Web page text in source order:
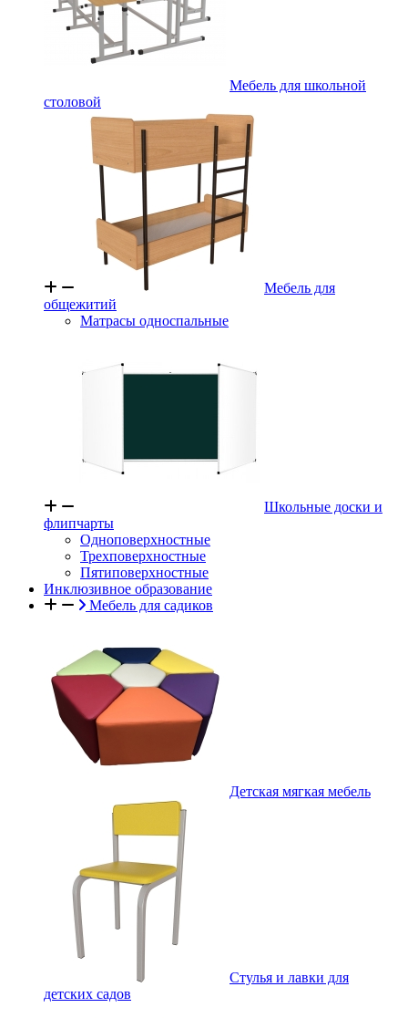
Мебель для школьной
столовой
Мебель для
общежитий
Матрасы односпальные
Школьные доски и
флипчарты
Одноповерхностные
Трехповерхностные
Пятиповерхностные
Инклюзивное образование
Мебель для садиков
Детская мягкая мебель
Стулья и лавки для
детских садов